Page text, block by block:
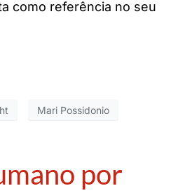
como referência no seu
Mari Possidonio
por